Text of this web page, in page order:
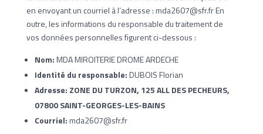
en envoyant un courriel à l’adresse : mda2607@sfr.fr En
outre, les informations du responsable du traitement de
vos données personnelles figurent ci-dessous :
Nom:MDA MIROITERIE DROME ARDECHE
Identité du responsable:DUBOIS Florian
Adresse: ZONE DU TURZON, 125 ALL DES PECHEURS,
07800 SAINT-GEORGES-LES-BAINS
Courriel:mda2607@sfr.fr